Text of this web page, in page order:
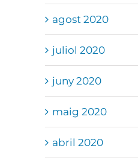
agost 2020
juliol 2020
juny 2020
maig 2020
abril 2020